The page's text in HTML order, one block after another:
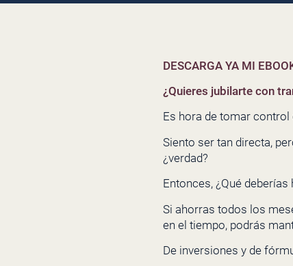
DESCARGA YA MI
¿Quieres jubilarte con
Es hora de tomar
Siento ser tan directa,
¿verdad?
Entonces, ¿Qué
Si ahorras todos los
en el tiempo, podrás
De inversiones y de